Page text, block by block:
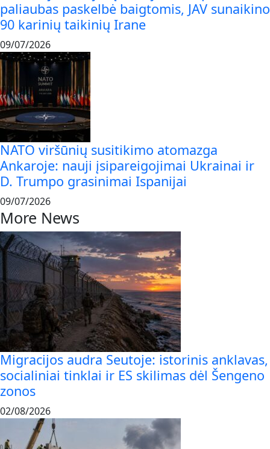
paliaubas paskelbė baigtomis, JAV sunaikino
90 karinių taikinių Irane
09/07/2026
NATO viršūnių susitikimo atomazga
Ankaroje: nauji įsipareigojimai Ukrainai ir
D. Trumpo grasinimai Ispanijai
09/07/2026
More News
Migracijos audra Seutoje: istorinis anklavas,
socialiniai tinklai ir ES skilimas dėl Šengeno
zonos
02/08/2026